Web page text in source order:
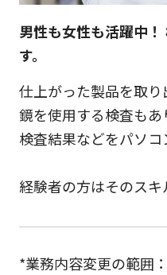
男性も女性も活躍中
す。
仕上がった製品を取
鏡を使用する検査もあ
検査結果などをパソコ
経験者の方はそのス
*業務内容変更の範囲